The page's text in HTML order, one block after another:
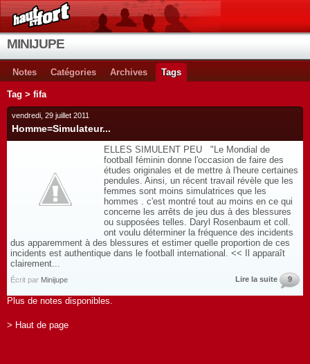
MINIJUPE
Notes Catégories Archives Tags
Tag > fifa
vendredi, 29 juillet 2011
Homme=Simulateur...
ELLES SIMULENT PEU "Le Mondial de
football féminin donne l'occasion de faire des
études originales et de mettre à l'heure certaines
pendules. Ainsi, un récent travail révèle que les
femmes sont moins simulatrices que les
hommes . c'est montré tout au moins en ce qui
concerne les arrêts de jeu dus à des blessures
ou supposées telles. Daryl Rosenbaum et coll.
ont voulu déterminer la fréquence des incidents
dus apparemment à des blessures et estimer quelle proportion de ces
incidents est authentique dans le football international. << Il apparaît
clairement...
Écrit par Minijupe Lire la suite 9
Plus de notes disponibles.
> Haut de page